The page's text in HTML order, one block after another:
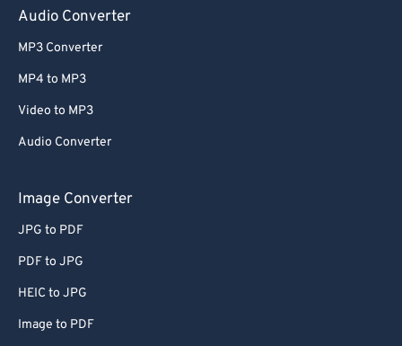
Audio Converter
MP3 Converter
MP4 to MP3
Video to MP3
Audio Converter
Image Converter
JPG to PDF
PDF to JPG
HEIC to JPG
Image to PDF